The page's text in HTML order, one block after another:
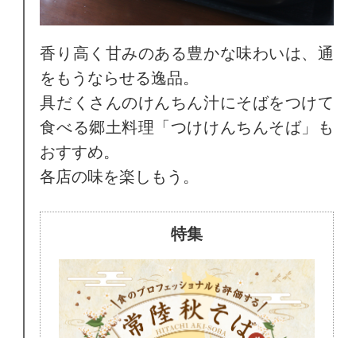
香り高く甘みのある豊かな味わいは、通
をもうならせる逸品。
具だくさんのけんちん汁にそばをつけて
食べる郷土料理「つけけんちんそば」も
おすすめ。
各店の味を楽しもう。
特集